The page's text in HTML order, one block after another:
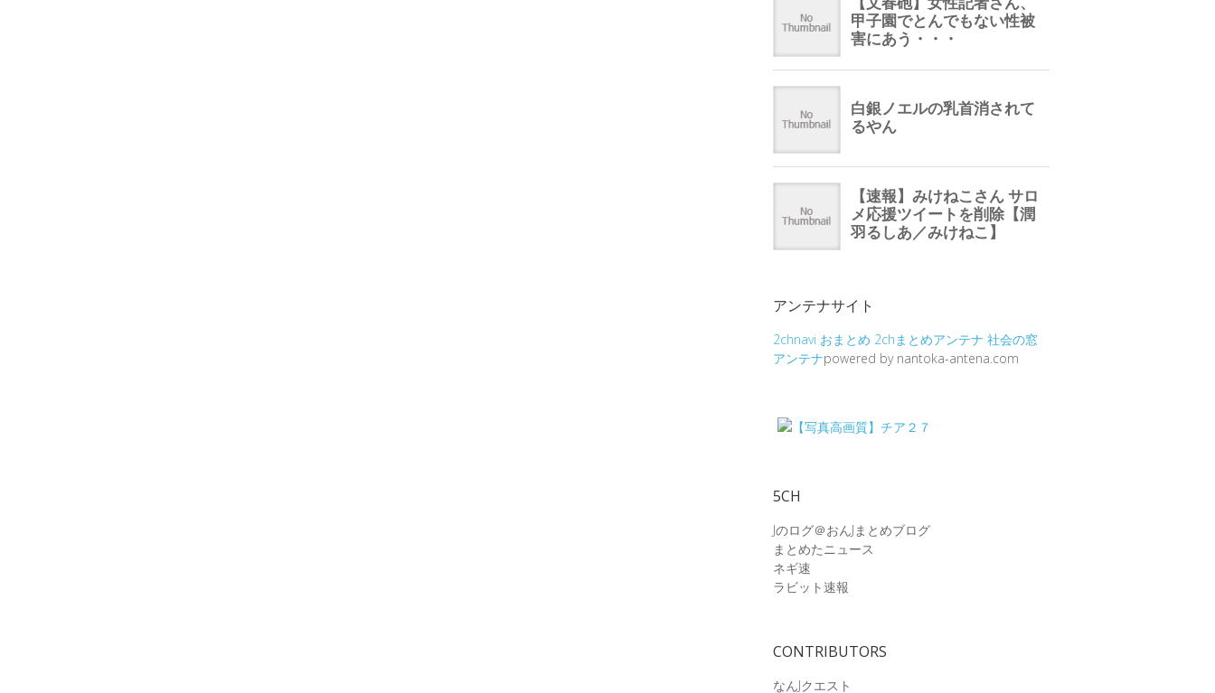
アンテナサイト
2chnavi おまとめ 2chまとめアンテナ 社会の窓
アンテナpowered by nantoka-antena.com
5CH
Jのログ＠おんJまとめブログ
まとめたニュース
ネギ速
ラビット速報
CONTRIBUTORS
なんJクエスト